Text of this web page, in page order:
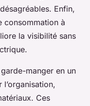
Enfin,
consommation à
la visibilité sans
manger en un
Ces